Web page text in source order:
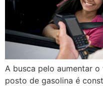
A busca pelo aumentar
posto de gasolina é